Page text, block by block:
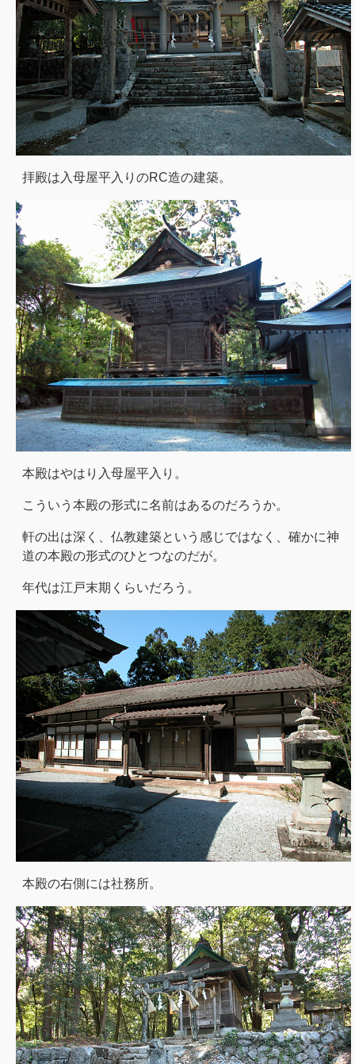
拝殿は入母屋平入りのRC造の建築。
本殿はやはり入母屋平入り。
こういう本殿の形式に名前はあるのだろうか。
軒の出は深く、仏教建築という感じではなく、確かに神
道の本殿の形式のひとつなのだが。
年代は江戸末期くらいだろう。
本殿の右側には社務所。